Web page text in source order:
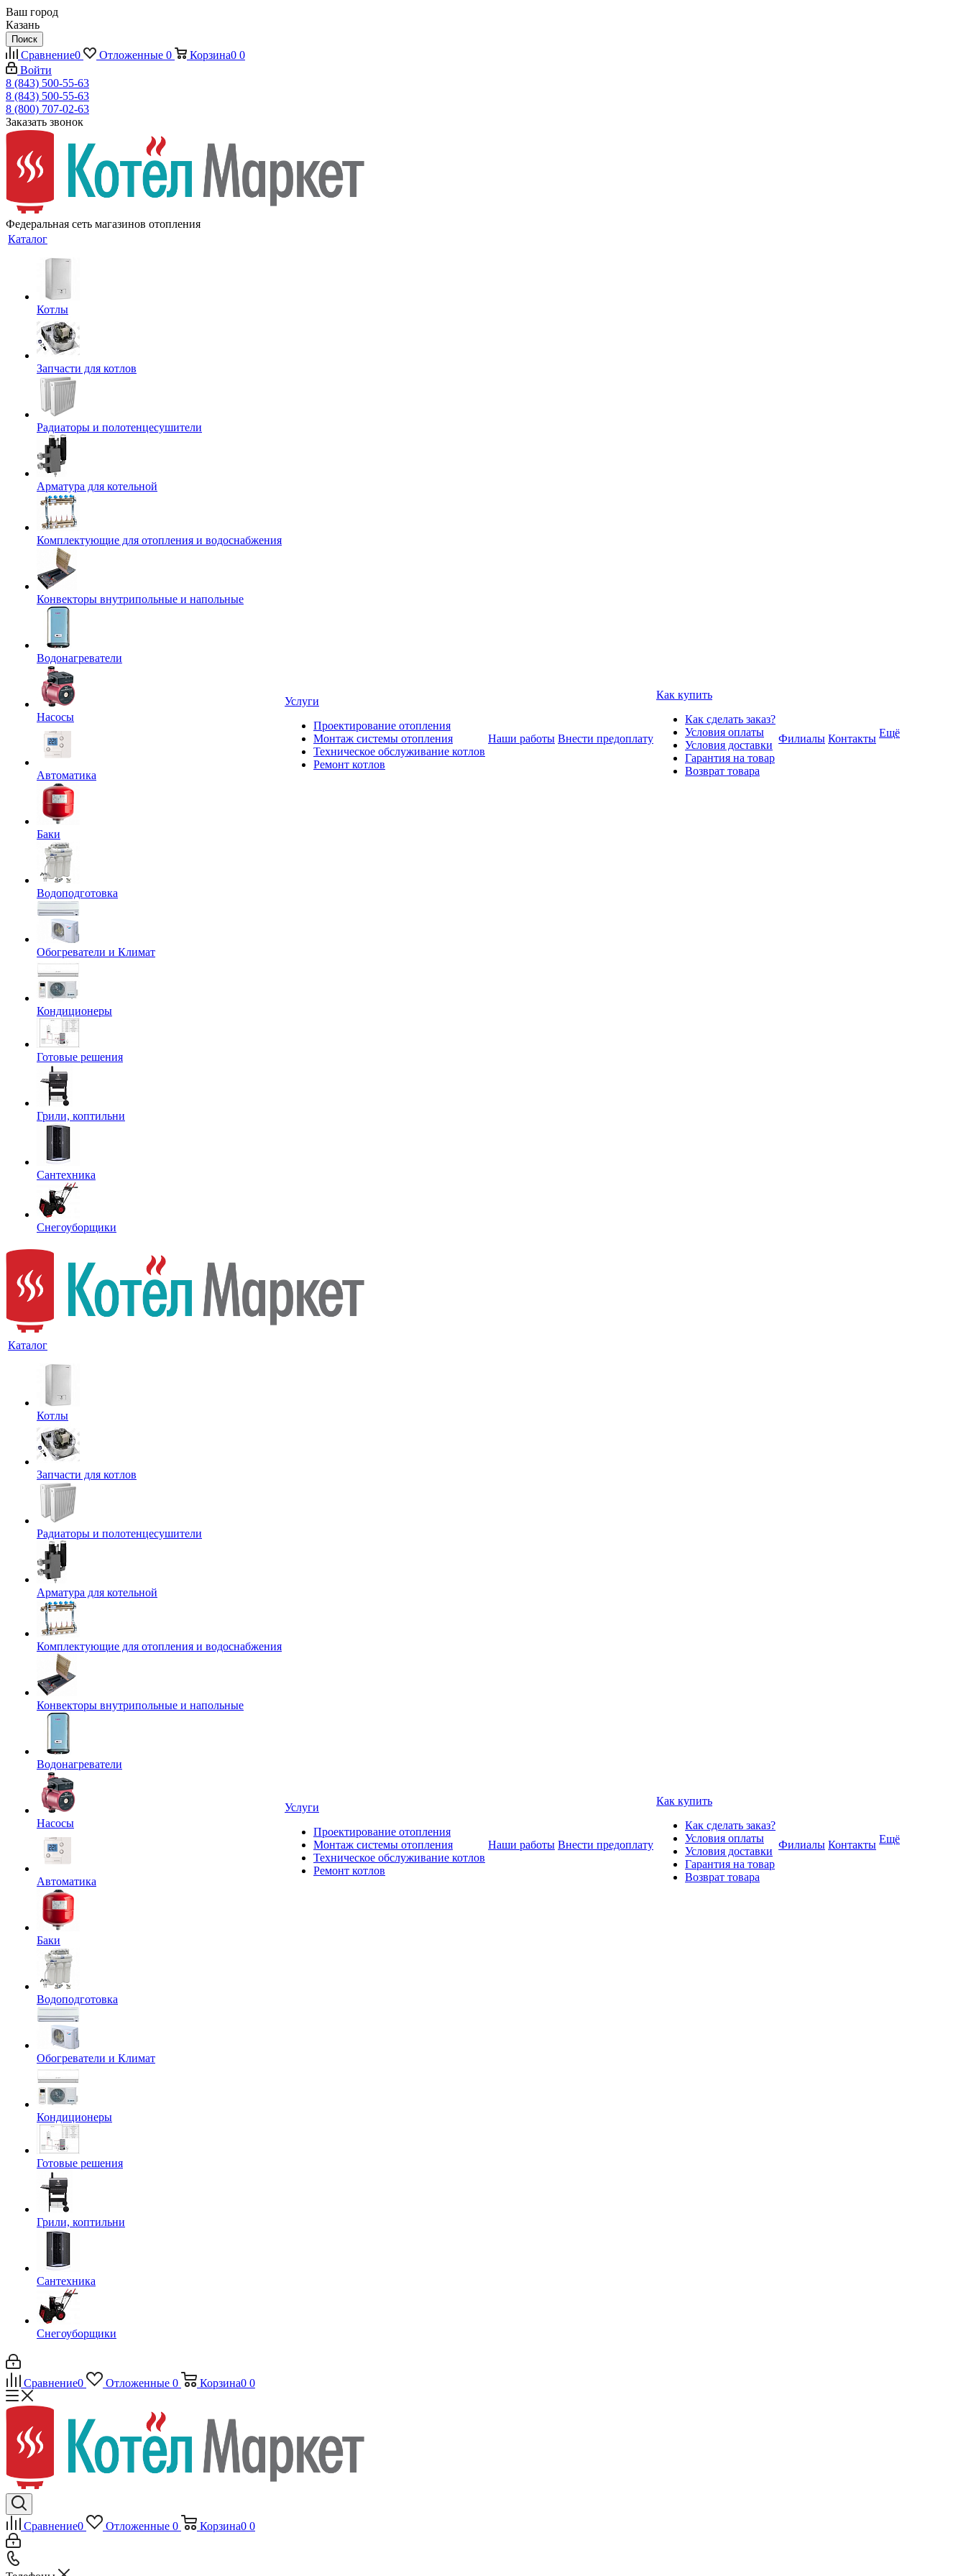
Ваш город
Казань
Поиск
Сравнение0 Отложенные 0 Корзина0 0
Войти
8 (843) 500-55-63
8 (843) 500-55-63
8 (800) 707-02-63
Заказать звонок
Федеральная сеть магазинов отопления
Каталог
Котлы
Запчасти для котлов
Радиаторы и полотенцесушители
Арматура для котельной
Комплектующие для отопления и водоснабжения
Конвекторы внутрипольные и напольные
Водонагреватели
Насосы
Автоматика
Баки
Водоподготовка
Обогреватели и Климат
Кондиционеры
Готовые решения
Грили, коптильни
Сантехника
Снегоуборщики
Услуги
Проектирование отопления
Монтаж системы отопления
Техническое обслуживание котлов
Ремонт котлов
Наши работы Внести предоплату
Как купить
Как сделать заказ?
Условия оплаты
Условия доставки
Гарантия на товар
Возврат товара
Филиалы Контакты Ещё
Каталог
Котлы
Запчасти для котлов
Радиаторы и полотенцесушители
Арматура для котельной
Комплектующие для отопления и водоснабжения
Конвекторы внутрипольные и напольные
Водонагреватели
Насосы
Автоматика
Баки
Водоподготовка
Обогреватели и Климат
Кондиционеры
Готовые решения
Грили, коптильни
Сантехника
Снегоуборщики
Услуги
Проектирование отопления
Монтаж системы отопления
Техническое обслуживание котлов
Ремонт котлов
Наши работы Внести предоплату
Как купить
Как сделать заказ?
Условия оплаты
Условия доставки
Гарантия на товар
Возврат товара
Филиалы Контакты Ещё
Сравнение0 Отложенные 0 Корзина0 0
Сравнение0 Отложенные 0 Корзина0 0